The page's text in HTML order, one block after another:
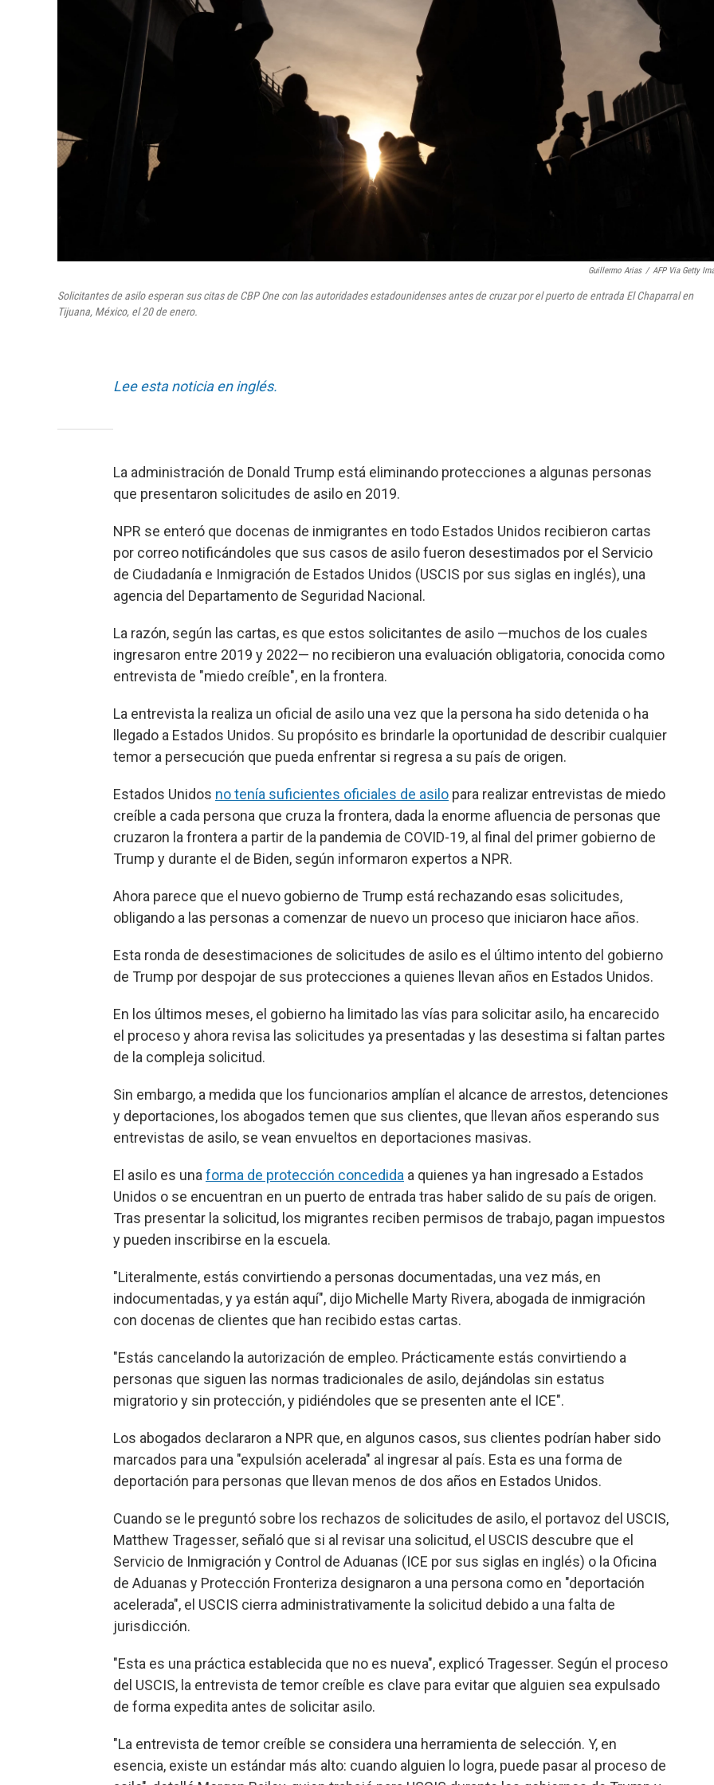
Guillermo Arias / AFP Via Getty
Solicitantes de asilo esperan sus citas de CBP One con las autoridades estadounidenses antes de cruzar por el puerto de entrada El Chaparral en
Tijuana, México, el 20 de enero.
Lee esta noticia en inglés.
La administración de Donald Trump está eliminando protecciones a algunas personas
que presentaron solicitudes de asilo en 2019.
NPR se enteró que docenas de inmigrantes en todo Estados Unidos recibieron cartas
por correo notificándoles que sus casos de asilo fueron desestimados por el Servicio
de Ciudadanía e Inmigración de Estados Unidos (USCIS por sus siglas en inglés), una
agencia del Departamento de Seguridad Nacional.
La razón, según las cartas, es que estos solicitantes de asilo —muchos de los cuales
ingresaron entre 2019 y 2022— no recibieron una evaluación obligatoria, conocida como
entrevista de "miedo creíble", en la frontera.
La entrevista la realiza un oficial de asilo una vez que la persona ha sido detenida o ha
llegado a Estados Unidos. Su propósito es brindarle la oportunidad de describir cualquier
temor a persecución que pueda enfrentar si regresa a su país de origen.
Estados Unidos no tenía suficientes oficiales de asilo para realizar entrevistas de miedo
creíble a cada persona que cruza la frontera, dada la enorme afluencia de personas que
cruzaron la frontera a partir de la pandemia de COVID-19, al final del primer gobierno de
Trump y durante el de Biden, según informaron expertos a NPR.
Ahora parece que el nuevo gobierno de Trump está rechazando esas solicitudes,
obligando a las personas a comenzar de nuevo un proceso que iniciaron hace años.
Esta ronda de desestimaciones de solicitudes de asilo es el último intento del gobierno
de Trump por despojar de sus protecciones a quienes llevan años en Estados Unidos.
En los últimos meses, el gobierno ha limitado las vías para solicitar asilo, ha encarecido
el proceso y ahora revisa las solicitudes ya presentadas y las desestima si faltan partes
de la compleja solicitud.
Sin embargo, a medida que los funcionarios amplían el alcance de arrestos, detenciones
y deportaciones, los abogados temen que sus clientes, que llevan años esperando sus
entrevistas de asilo, se vean envueltos en deportaciones masivas.
El asilo es una forma de protección concedida a quienes ya han ingresado a Estados
Unidos o se encuentran en un puerto de entrada tras haber salido de su país de origen.
Tras presentar la solicitud, los migrantes reciben permisos de trabajo, pagan impuestos
y pueden inscribirse en la escuela.
"Literalmente, estás convirtiendo a personas documentadas, una vez más, en
indocumentadas, y ya están aquí", dijo Michelle Marty Rivera, abogada de inmigración
con docenas de clientes que han recibido estas cartas.
"Estás cancelando la autorización de empleo. Prácticamente estás convirtiendo a
personas que siguen las normas tradicionales de asilo, dejándolas sin estatus
migratorio y sin protección, y pidiéndoles que se presenten ante el ICE".
Los abogados declararon a NPR que, en algunos casos, sus clientes podrían haber sido
marcados para una "expulsión acelerada" al ingresar al país. Esta es una forma de
deportación para personas que llevan menos de dos años en Estados Unidos.
Cuando se le preguntó sobre los rechazos de solicitudes de asilo, el portavoz del USCIS,
Matthew Tragesser, señaló que si al revisar una solicitud, el USCIS descubre que el
Servicio de Inmigración y Control de Aduanas (ICE por sus siglas en inglés) o la Oficina
de Aduanas y Protección Fronteriza designaron a una persona como en "deportación
acelerada", el USCIS cierra administrativamente la solicitud debido a una falta de
jurisdicción.
"Esta es una práctica establecida que no es nueva", explicó Tragesser. Según el proceso
del USCIS, la entrevista de temor creíble es clave para evitar que alguien sea expulsado
de forma expedita antes de solicitar asilo.
"La entrevista de temor creíble se considera una herramienta de selección. Y, en
esencia, existe un estándar más alto: cuando alguien lo logra, puede pasar al proceso de